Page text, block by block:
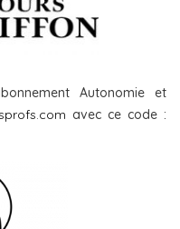
Autonomie et
avec ce code :